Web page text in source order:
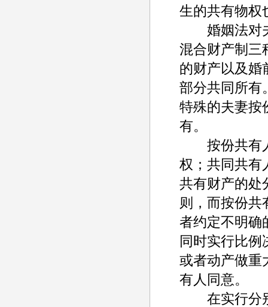
生的共有物权
婚姻法对夫
混合财产制三
的财产以及婚
部分共同所有
特殊的夫妻按
有。
按份共有人
权；共同共有
共有财产的处
则，而按份共
者约定不明确
同时实行比例
或者动产做重
有人同意。
在实行分别